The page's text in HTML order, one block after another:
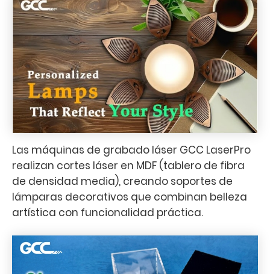
Las máquinas de grabado láser GCC LaserPro
realizan cortes láser en MDF (tablero de fibra
de densidad media), creando soportes de
lámparas decorativos que combinan belleza
artística con funcionalidad práctica.